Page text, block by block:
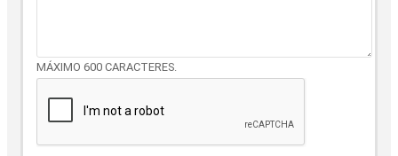
MÁXIMO 600 CARACTERES.